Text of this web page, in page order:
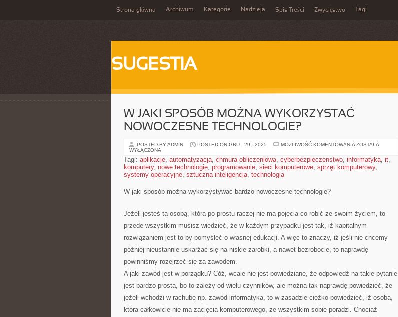
Strona główna Archiwum Kategorie Nadzieja Spis Treści Zwycięstwo Tagi
SUGESTIA
W JAKI SPOSÓB MOŻNA WYKORZYSTAĆ
NOWOCZESNE TECHNOLOGIE?
POSTED BY ADMIN POSTED ON GRU - 29 - 2025 MOŻLIWOŚĆ KOMENTOWANIA W
MOŻNA
WYKORZYSTAĆ
NOWOCZESNE
ZOSTAŁA
WYŁĄCZONA
Tagi: aplikacje, automatyzacja, chmura obliczeniowa, cyberbezpieczenstwo, informatyka, it,
komputery, nowe technologie, programowanie, sieci komputerowe, sprzęt komputerowy,
systemy operacyjne, sztuczna inteligencja, technologia
W jaki sposób można wykorzystywać bardzo nowoczesne technologie?
Jeżeli jesteś tą osobą, która po prostu raczej nie ma pojęcia co robić ze swoim życiem, to
przede wszystkim musisz wiedzieć, że w każdym przypadku jest tak, iż kapitalnym
rozwiązaniem jest to by pomyśleć o własnej edukacji. A więc to znaczy, iż jeśli nie chcemy
później nieustannie uskarżać się na niskie zarobki, a nawet bezrobocie, to naprawdę
powinniśmy rozejrzeć się za zawodem.
A jaki zawód jest w porządku? Cóż, wcale nie jest powiedziane, że odpowiedź na takie pytanie
jest bardzo prosta, bo to zależy od wielu czynników, ale można tak naprawdę powiedzieć, że
jeżeli wchodzi w rachubę np. zawód informatyka, to w zasadzie ciężko powiedzieć, iż osoba,
która całkowicie nie ma zacięcia komputerowego, ze wszystkim sobie poradzi. Chociaż